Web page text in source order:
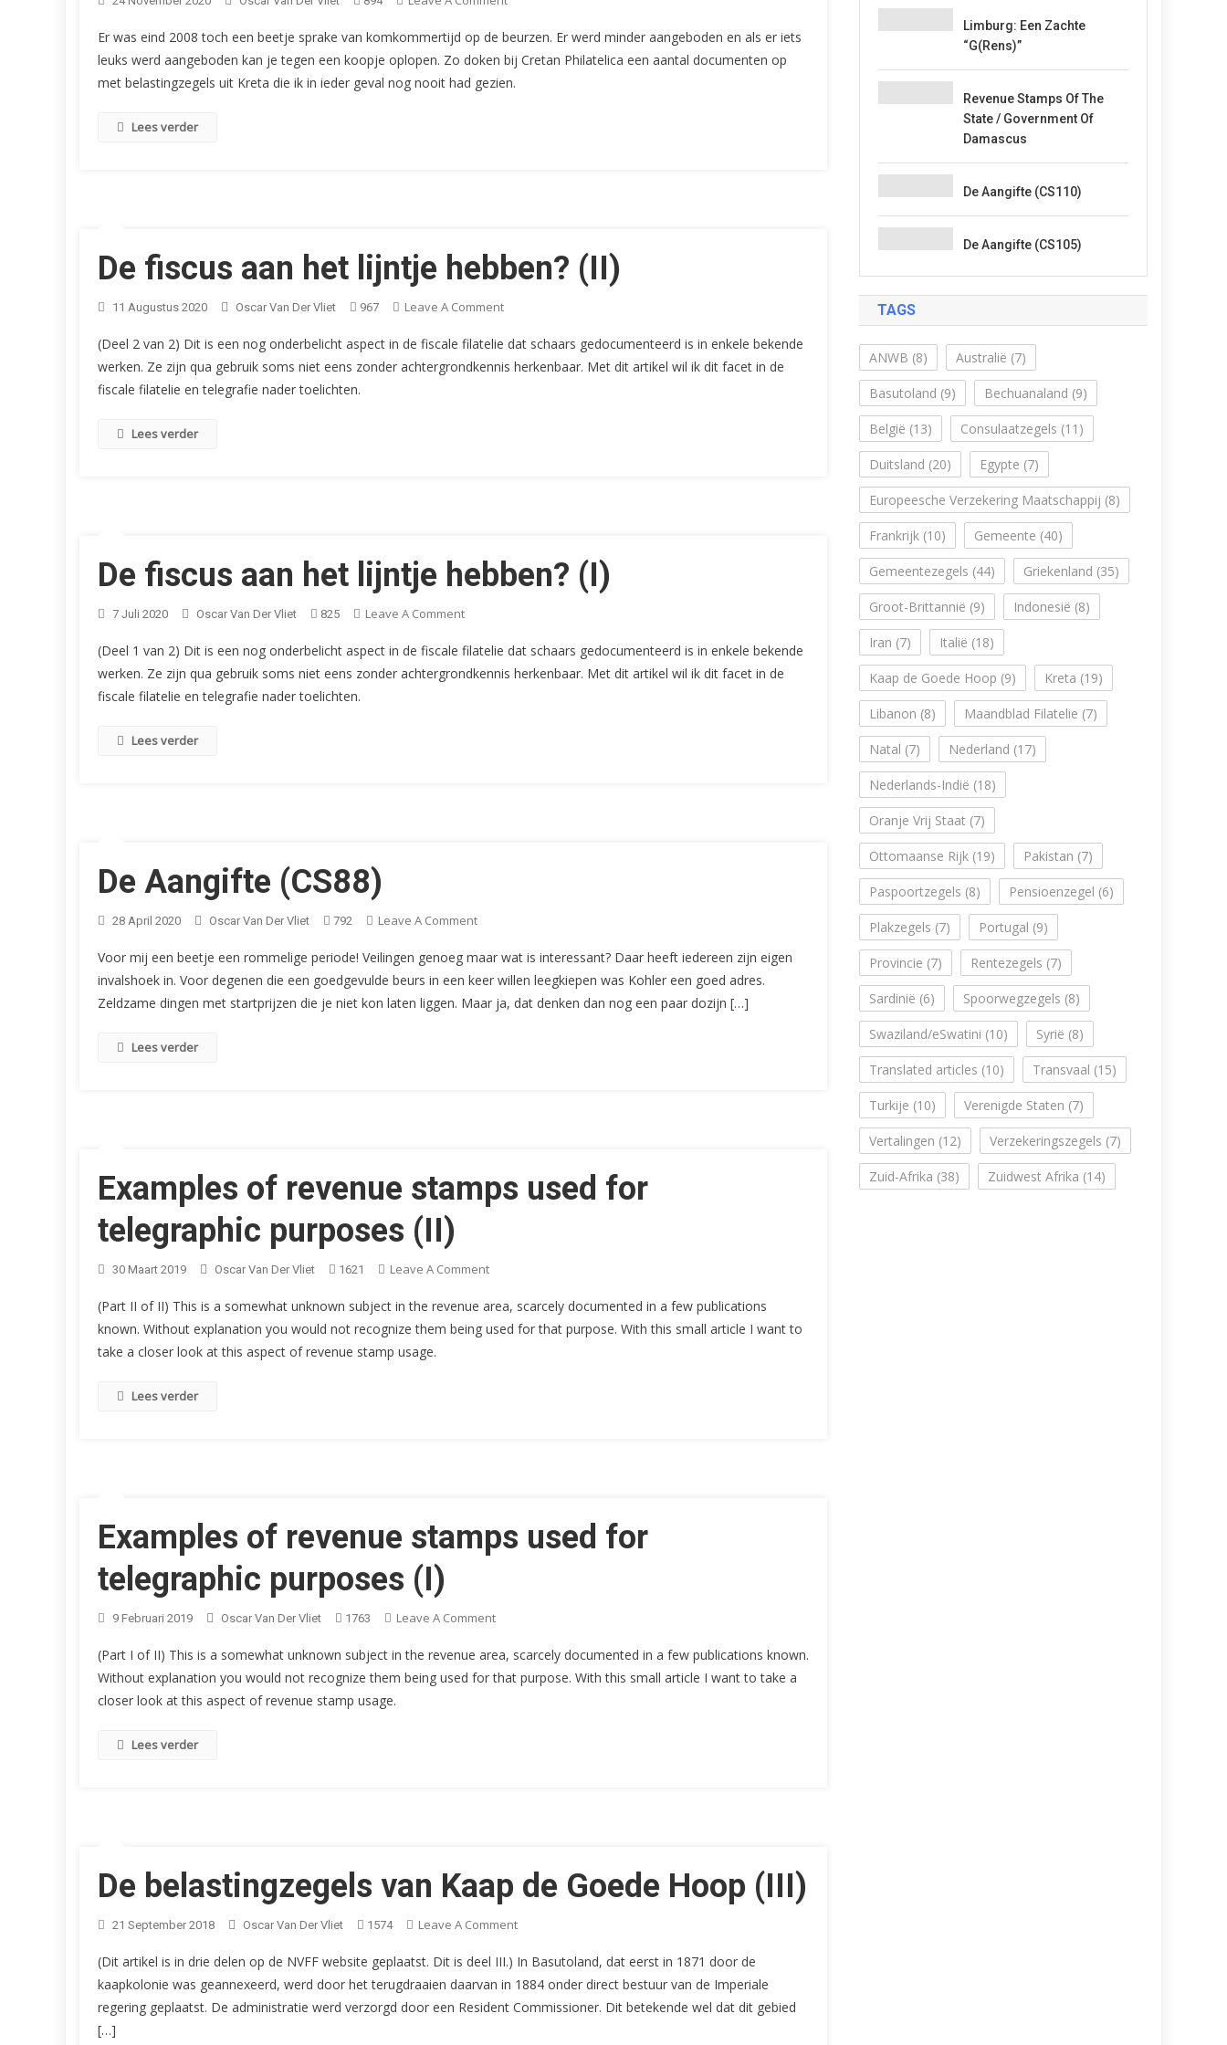
Aangifte
(CS49)
Er was eind 2008 toch een beetje sprake van komkommertijd op de beurzen. Er werd minder aangeboden en als er iets
leuks werd aangeboden kan je tegen een koopje oplopen. Zo doken bij Cretan Philatelica een aantal documenten op
met belastingzegels uit Kreta die ik in ieder geval nog nooit had gezien.
Lees verder
De fiscus aan het lijntje hebben? (II)
11 Augustus 2020 Oscar Van Der Vliet 967 Leave A CommentOn
Fiscus
Aan
(Deel 2 van 2) Dit is een nog onderbelicht aspect in de fiscale filatelie dat schaars gedocumenteerd is in enkele bekende
werken. Ze zijn qua gebruik soms niet eens zonder achtergrondkennis herkenbaar. Met dit artikel wil ik dit facet in de
fiscale filatelie en telegrafie nader toelichten.
Lees verder
De fiscus aan het lijntje hebben? (I)
7 Juli 2020 Oscar Van Der Vliet 825 Leave A CommentOn
Fiscus
Aan
(Deel 1 van 2) Dit is een nog onderbelicht aspect in de fiscale filatelie dat schaars gedocumenteerd is in enkele bekende
werken. Ze zijn qua gebruik soms niet eens zonder achtergrondkennis herkenbaar. Met dit artikel wil ik dit facet in de
fiscale filatelie en telegrafie nader toelichten.
Lees verder
De Aangifte (CS88)
28 April 2020 Oscar Van Der Vliet 792 Leave A CommentOn
Aangifte
(CS88)
Voor mij een beetje een rommelige periode! Veilingen genoeg maar wat is interessant? Daar heeft iedereen zijn eigen
invalshoek in. Voor degenen die een goedgevulde beurs in een keer willen leegkiepen was Kohler een goed adres.
Zeldzame dingen met startprijzen die je niet kon laten liggen. Maar ja, dat denken dan nog een paar dozijn […]
Lees verder
Examples of revenue stamps used for
telegraphic purposes (II)
30 Maart 2019 Oscar Van Der Vliet 1621 Leave A CommentOn
Of
Revenue
(Part II of II) This is a somewhat unknown subject in the revenue area, scarcely documented in a few publications
known. Without explanation you would not recognize them being used for that purpose. With this small article I want to
take a closer look at this aspect of revenue stamp usage.
Lees verder
Examples of revenue stamps used for
telegraphic purposes (I)
9 Februari 2019 Oscar Van Der Vliet 1763 Leave A CommentOn
Of
Revenue
(Part I of II) This is a somewhat unknown subject in the revenue area, scarcely documented in a few publications known.
Without explanation you would not recognize them being used for that purpose. With this small article I want to take a
closer look at this aspect of revenue stamp usage.
Lees verder
De belastingzegels van Kaap de Goede Hoop (III)
21 September 2018 Oscar Van Der Vliet 1574 Leave A CommentOn
Belastingzegels
Van
Kaap
(Dit artikel is in drie delen op de NVFF website geplaatst. Dit is deel III.) In Basutoland, dat eerst in 1871 door de
kaapkolonie was geannexeerd, werd door het terugdraaien daarvan in 1884 onder direct bestuur van de Imperiale
regering geplaatst. De administratie werd verzorgd door een Resident Commissioner. Dit betekende wel dat dit gebied
[…]
Limburg: Een Zachte
“G(rens)”
Revenue Stamps Of The
State / Government Of
Damascus
De Aangifte (CS110)
De Aangifte (CS105)
TAGS
ANWB (8) Australië (7)
Basutoland (9) Bechuanaland (9)
België (13) Consulaatzegels (11)
Duitsland (20) Egypte (7)
Europeesche Verzekering Maatschappij (8)
Frankrijk (10) Gemeente (40)
Gemeentezegels (44) Griekenland (35)
Groot-Brittannië (9) Indonesië (8)
Iran (7) Italië (18)
Kaap de Goede Hoop (9) Kreta (19)
Libanon (8) Maandblad Filatelie (7)
Natal (7) Nederland (17)
Nederlands-Indië (18)
Oranje Vrij Staat (7)
Ottomaanse Rijk (19) Pakistan (7)
Paspoortzegels (8) Pensioenzegel (6)
Plakzegels (7) Portugal (9)
Provincie (7) Rentezegels (7)
Sardinië (6) Spoorwegzegels (8)
Swaziland/eSwatini (10) Syrië (8)
Translated articles (10) Transvaal (15)
Turkije (10) Verenigde Staten (7)
Vertalingen (12) Verzekeringszegels (7)
Zuid-Afrika (38) Zuidwest Afrika (14)